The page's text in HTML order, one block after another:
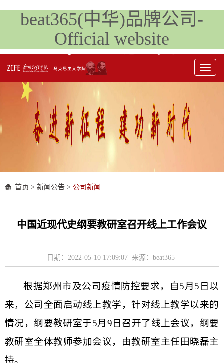
beat365(中华)品牌公司-
Official website
Toggle
首页 > 新闻公告 > 公司新闻
中国近现代史纲要教研室召开线上工作会议
日期：2022-05-10 17:09:07 来源：beat365
根据郑州市及公司疫情防控要求，自5月 5 日 以
来，公司全面启动线上教学，针对线上教学以来的
情况，纲要教研室于5月 9日召开了线上会议， 纲要
教研室全体教师参加会议，由教研室主任田晓磊主
持。